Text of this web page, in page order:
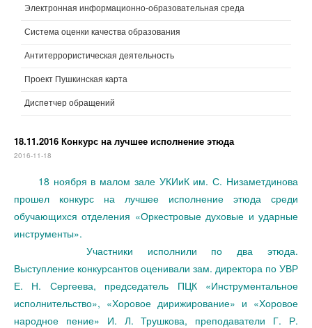
Электронная информационно-образовательная среда
Система оценки качества образования
Антитеррористическая деятельность
Проект Пушкинская карта
Диспетчер обращений
18.11.2016 Конкурс на лучшее исполнение этюда
2016-11-18
18 ноября в малом зале УКИиК им. С. Низаметдинова
прошел конкурс на лучшее исполнение этюда среди
обучающихся отделения «Оркестровые духовые и ударные
инструменты».
Участники исполнили по два этюда.
Выступление конкурсантов оценивали зам. директора по УВР
Е. Н. Сергеева, председатель ПЦК «Инструментальное
исполнительство», «Хоровое дирижирование» и «Хоровое
народное пение» И. Л. Трушкова, преподаватели Г. Р.